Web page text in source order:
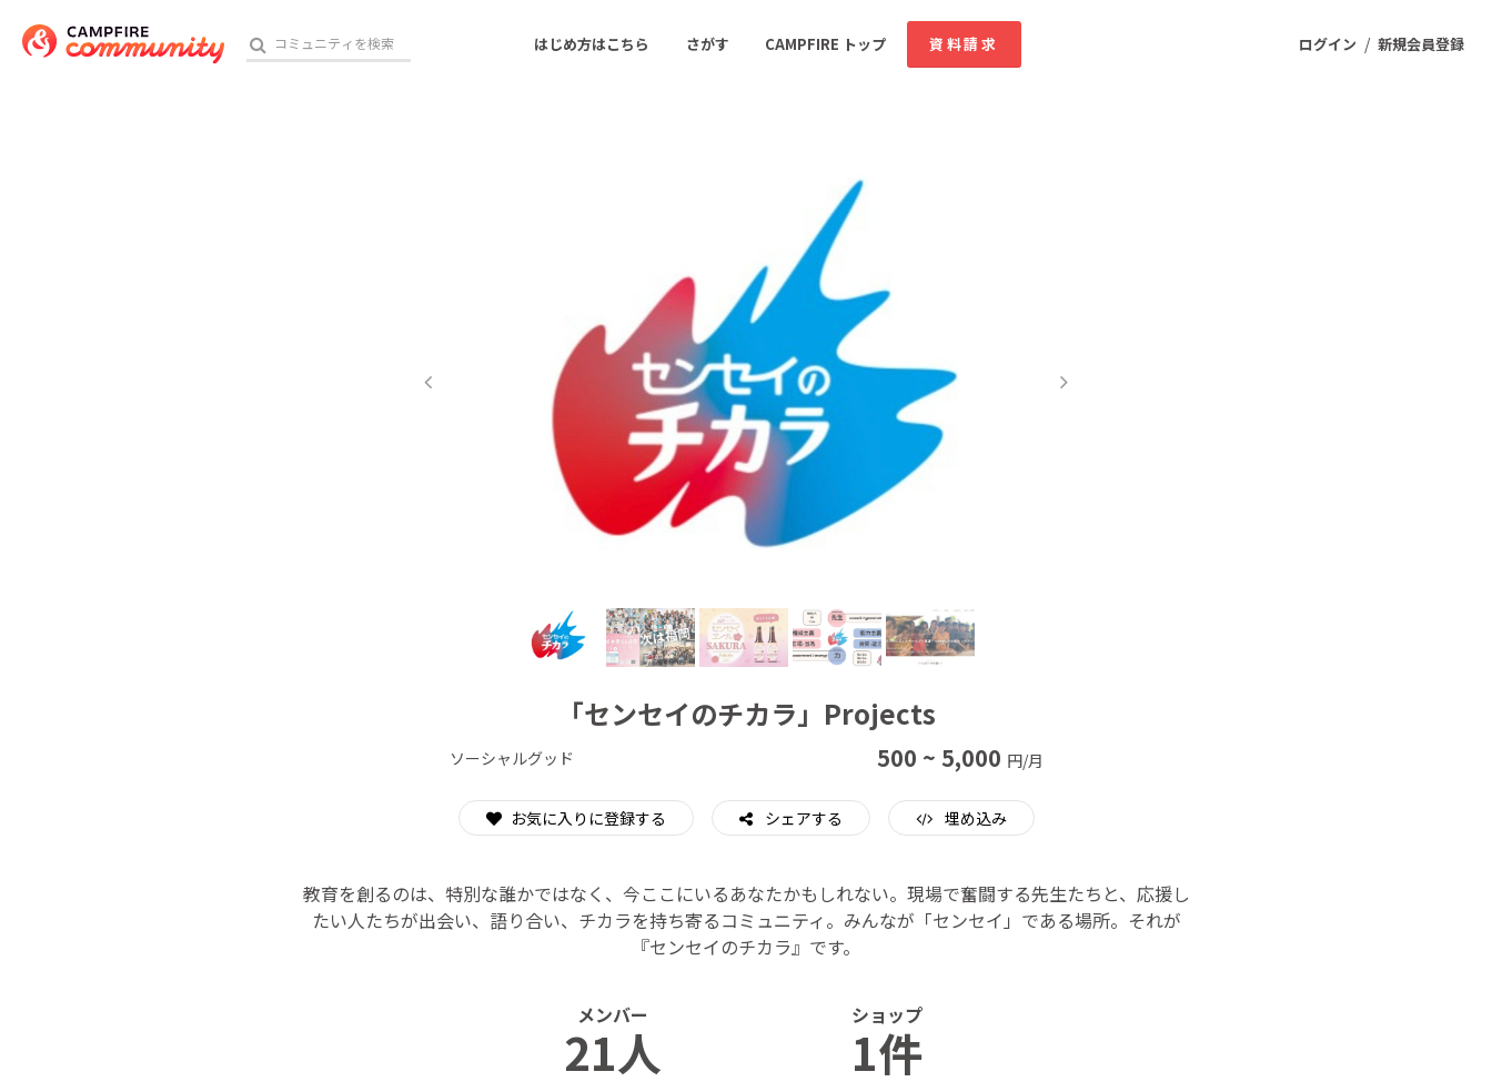
ログイン / 新規会員登録
はじめ方はこちら さがす CAMPFIRE トップ 資料請求
人気のコミュニティ
ゲーム・サービス開発 フード・飲食店
書籍・雑誌出版 アニメ・漫画
ソーシャルグッド ビューティー・ヘルスケア
CAMPFIRE for Social Good CAMPFIRE Creation
「センセイのチカラ」Projects
ソーシャルグッド 500 ~ 5,000 円/月
お気に入りに登録する シェアする 埋め込み
教育を創るのは、特別な誰かではなく、今ここにいるあなたかもしれない。現場で奮闘する先生たちと、応援し
たい人たちが出会い、語り合い、チカラを持ち寄るコミュニティ。みんなが「センセイ」である場所。それが
『センセイのチカラ』です。
メンバー
21人
ショップ
1件